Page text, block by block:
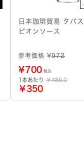
日本珈琲貿易 タバ
ピオンソース
参考価格 ¥972
¥700 税込
1本あたり ￥486.0
￥350